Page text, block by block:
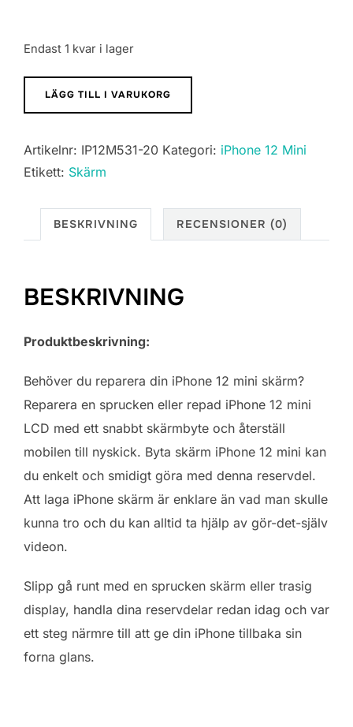
Endast 1 kvar i lager
iPhone
12
In-
Cell
Skärm
mängd
LÄGG TILL I VARUKORG
Artikelnr: IP12M531-20 Kategori: iPhone 12 Mini
Etikett: Skärm
BESKRIVNING RECENSIONER (0)
BESKRIVNING
Produktbeskrivning:
Behöver du reparera din iPhone 12 mini skärm?
Reparera en sprucken eller repad iPhone 12 mini
LCD med ett snabbt skärmbyte och återställ
mobilen till nyskick. Byta skärm iPhone 12 mini kan
du enkelt och smidigt göra med denna reservdel.
Att laga iPhone skärm är enklare än vad man skulle
kunna tro och du kan alltid ta hjälp av gör-det-själv
videon.
Slipp gå runt med en sprucken skärm eller trasig
display, handla dina reservdelar redan idag och var
ett steg närmre till att ge din iPhone tillbaka sin
forna glans.